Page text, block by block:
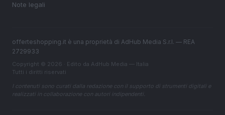
Note legali
offerteshopping.it è una proprietà di AdHub Media S.r.l. — REA
2729933
Copyright © 2026 · Edito da AdHub Media — Italia
Tutti i diritti riservati
I contenuti sono curati dalla redazione con il supporto di strumenti digitali e
realizzati in collaborazione con autori indipendenti.